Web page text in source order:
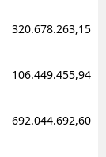
320.678.263,15
106.449.455,94
692.044.692,60